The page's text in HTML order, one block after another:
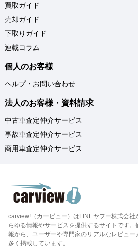
買取ガイド
売却ガイド
下取りガイド
連載コラム
個人のお客様
ヘルプ・お問い合わせ
法人のお客様・資料請求
中古車査定仲介サービス
事故車査定仲介サービス
商用車査定仲介サービス
carview!（カービュー）はLINEヤフー株式会社
らゆる情報やサービスを提供するサイトです
報から、ユーザーや専門家のリアルなレビュ
多く掲載しています。